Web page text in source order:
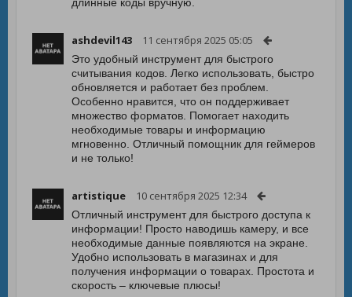
ashdevil143 11 сентября 2025 05:05
Это удобный инструмент для быстрого
считывания кодов. Легко использовать, быстро
обновляется и работает без проблем.
Особенно нравится, что он поддерживает
множество форматов. Помогает находить
необходимые товары и информацию
мгновенно. Отличный помощник для геймеров
и не только!
artistique 10 сентября 2025 12:34
Отличный инструмент для быстрого доступа к
информации! Просто наводишь камеру, и все
необходимые данные появляются на экране.
Удобно использовать в магазинах и для
получения информации о товарах. Простота и
скорость – ключевые плюсы!